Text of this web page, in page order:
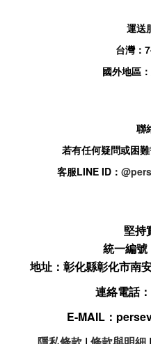
運送
台灣：
國外地區
聯
若有任何疑問或困
客服LINE ID：
堅持
統一編
地址： 彰化縣彰化市南
連絡電話
E-MAIL：